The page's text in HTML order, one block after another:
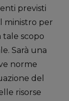
previsti
ministro per
tale scopo
Sarà una
norme
del
risorse